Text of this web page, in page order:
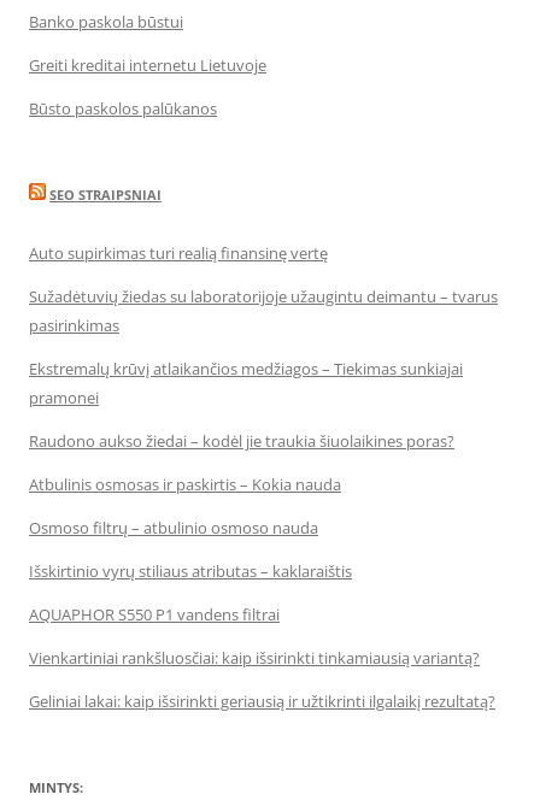
Banko paskola būstui
Greiti kreditai internetu Lietuvoje
Būsto paskolos palūkanos
SEO STRAIPSNIAI
Auto supirkimas turi realią finansinę vertę
Sužadėtuvių žiedas su laboratorijoje užaugintu deimantu – tvarus
pasirinkimas
Ekstremalų krūvį atlaikančios medžiagos – Tiekimas sunkiajai
pramonei
Raudono aukso žiedai – kodėl jie traukia šiuolaikines poras?
Atbulinis osmosas ir paskirtis – Kokia nauda
Osmoso filtrų – atbulinio osmoso nauda
Išskirtinio vyrų stiliaus atributas – kaklaraištis
AQUAPHOR S550 P1 vandens filtrai
Vienkartiniai rankšluosčiai: kaip išsirinkti tinkamiausią variantą?
Geliniai lakai: kaip išsirinkti geriausią ir užtikrinti ilgalaikį rezultatą?
MINTYS: